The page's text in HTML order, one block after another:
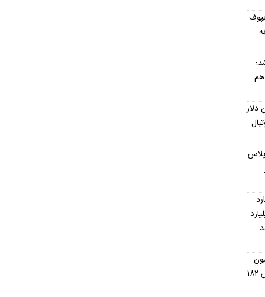
شد؛
به هم
۱۰ میلیون دلار
۱۴۰۵؛ دنا پلاس
میلیارد
۲۰۰ میلیون
نزدیک شد؛ ال‌جی ۱۹۲ میلیون، بوش ۱۸۲